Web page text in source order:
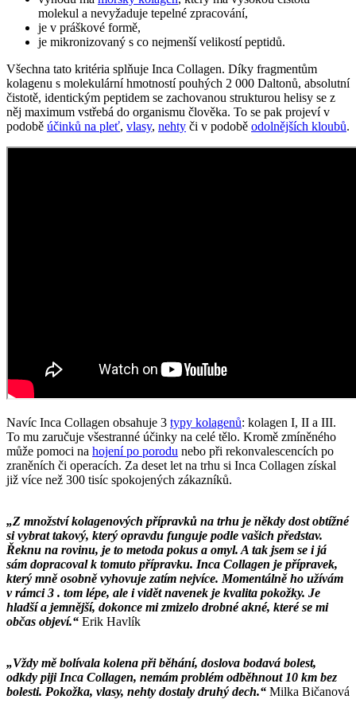
molekul a nevyžaduje tepelné zpracování,
je v práškové formě,
je mikronizovaný s co nejmenší velikostí peptidů.
Všechna tato kritéria splňuje Inca Collagen. Díky fragmentům
kolagenu s molekulární hmotností pouhých 2 000 Daltonů, absolutní
čistotě, identickým peptidem se zachovanou strukturou helisy se z
něj maximum vstřebá do organismu člověka. To se pak projeví v
podobě účinků na pleť, vlasy, nehty či v podobě odolnějších kloubů.
Navíc Inca Collagen obsahuje 3 typy kolagenů: kolagen I, II a III.
To mu zaručuje všestranné účinky na celé tělo. Kromě zmíněného
může pomoci na hojení po porodu nebo při rekonvalescencích po
zraněních či operacích. Za deset let na trhu si Inca Collagen získal
již více než 300 tisíc spokojených zákazníků.
„Z množství kolagenových přípravků na trhu je někdy dost obtížné
si vybrat takový, který opravdu funguje podle vašich představ.
Řeknu na rovinu, je to metoda pokus a omyl. A tak jsem se i já
sám dopracoval k tomuto přípravku. Inca Collagen je přípravek,
který mně osobně vyhovuje zatím nejvíce. Momentálně ho užívám
v rámci 3 . tom lépe, ale i vidět navenek je kvalita pokožky. Je
hladší a jemnější, dokonce mi zmizelo drobné akné, které se mi
občas objeví.“ Erik Havlík
„Vždy mě bolívala kolena při běhání, doslova bodavá bolest,
odkdy piji Inca Collagen, nemám problém odběhnout 10 km bez
bolesti. Pokožka, vlasy, nehty dostaly druhý dech.“ Milka Bičanová